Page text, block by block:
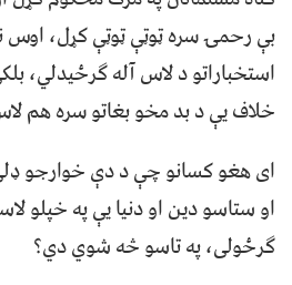
بې رحمۍ سره ټوټې ټوټې کړل، اوس
استخباراتو د لاس آله ګرځیدلي،
خلاف یې د بد مخو بغاتو سره هم
ای هغو کسانو چې د دې خوارجو
او ستاسو دین او دنیا یې په خپلو
ګرځولی، په تاسو څه شوي دي؟